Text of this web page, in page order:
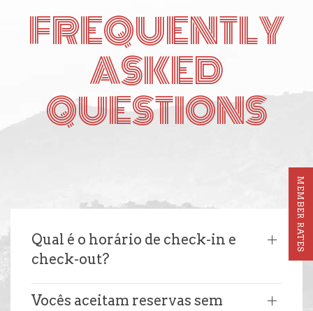
MEMBER RATES
FREQUENTLY
ASKED
QUESTIONS
Qual é o horário de check-in e
check-out?
Vocês aceitam reservas sem